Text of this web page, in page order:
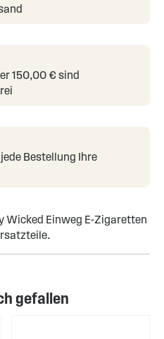
150,00 € sind
Bestellung Ihre
Wicked Einweg E-Zigaretten
gefallen